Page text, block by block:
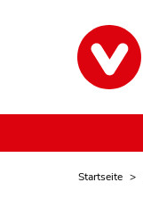
Startseite